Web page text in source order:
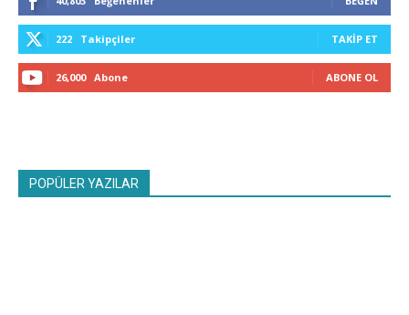
222 Takipçiler TAKIP ET
26,000 Abone ABONE OL
POPÜLER YAZILAR